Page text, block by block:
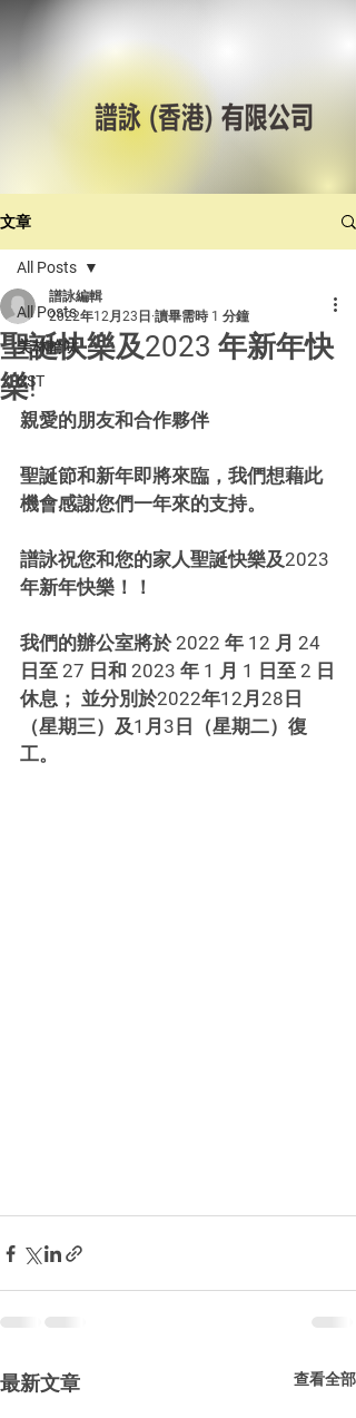
文章
All Posts
美林輪呔
CST
All Posts
聖誕快樂及2023 年新年快
樂!
譜詠編輯
2022年12月23日 讀畢需時 1 分鐘
親愛的朋友和合作夥伴
聖誕節和新年即將來臨，我們想藉此
機會感謝您們一年來的支持。
譜詠祝您和您的家人聖誕快樂及2023
年新年快樂！！
我們的辦公室將於 2022 年 12 月 24
日至 27 日和 2023 年 1 月 1 日至 2 日
休息； 並分別於2022年12月28日
（星期三）及1月3日（星期二）復
工。
最新文章 查看全部